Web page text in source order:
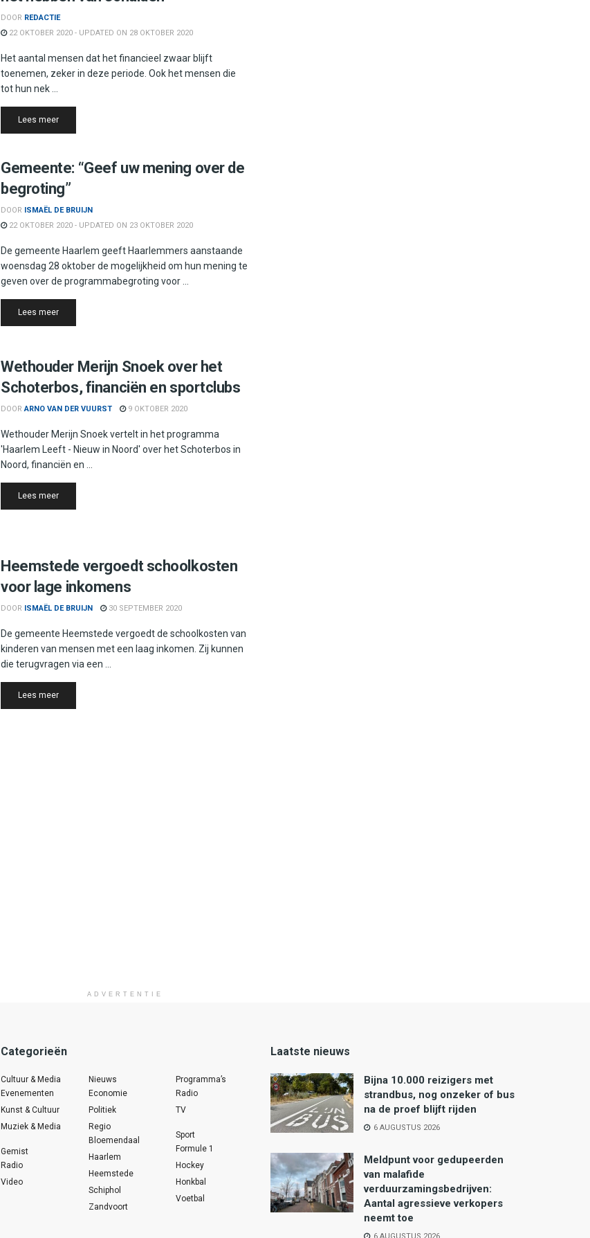
DOOR REDACTIE
22 OKTOBER 2020 - UPDATED ON 28 OKTOBER 2020
Het aantal mensen dat het financieel zwaar blijft
toenemen, zeker in deze periode. Ook het mensen die
tot hun nek ...
Lees meerDetails
Gemeente: “Geef uw mening over de
begroting”
DOOR ISMAËL DE BRUIJN
22 OKTOBER 2020 - UPDATED ON 23 OKTOBER 2020
De gemeente Haarlem geeft Haarlemmers aanstaande
woensdag 28 oktober de mogelijkheid om hun mening te
geven over de programmabegroting voor ...
Lees meerDetails
Wethouder Merijn Snoek over het
Schoterbos, financiën en sportclubs
DOOR ARNO VAN DER VUURST 9 OKTOBER 2020
Wethouder Merijn Snoek vertelt in het programma
'Haarlem Leeft - Nieuw in Noord' over het Schoterbos in
Noord, financiën en ...
Lees meerDetails
Heemstede vergoedt schoolkosten
voor lage inkomens
DOOR ISMAËL DE BRUIJN 30 SEPTEMBER 2020
De gemeente Heemstede vergoedt de schoolkosten van
kinderen van mensen met een laag inkomen. Zij kunnen
die terugvragen via een ...
Lees meerDetails
ADVERTENTIE
Categorieën
Cultuur & Media
Evenementen
Kunst & Cultuur
Muziek & Media
Gemist
Radio
Video
Nieuws
Economie
Politiek
Regio
Bloemendaal
Haarlem
Heemstede
Schiphol
Zandvoort
Programma’s
Radio
TV
Sport
Formule 1
Hockey
Honkbal
Voetbal
Laatste nieuws
Bijna 10.000 reizigers met
strandbus, nog onzeker of bus
na de proef blijft rijden
6 AUGUSTUS 2026
Meldpunt voor gedupeerden
van malafide
verduurzamingsbedrijven:
Aantal agressieve verkopers
neemt toe